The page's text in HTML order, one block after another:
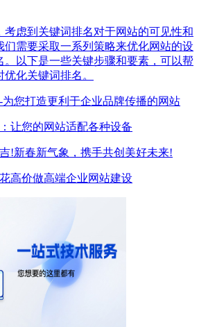
考虑到关键词排名对于网站的可见性和
们需要采取一系列策略来优化网站的设
。以下是一些关键步骤和要素，可以帮
化关键词排名。
您打造更利于企业品牌传播的网站
让您的网站适配各种设备
!新春新气象，携手共创美好未来!
高价做高端企业网站建设